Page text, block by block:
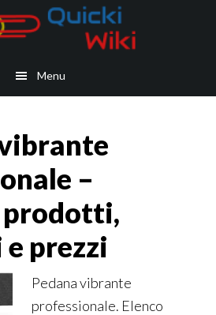
Menu
–
prezzi
Pedana vibrante
professionale. Elenco